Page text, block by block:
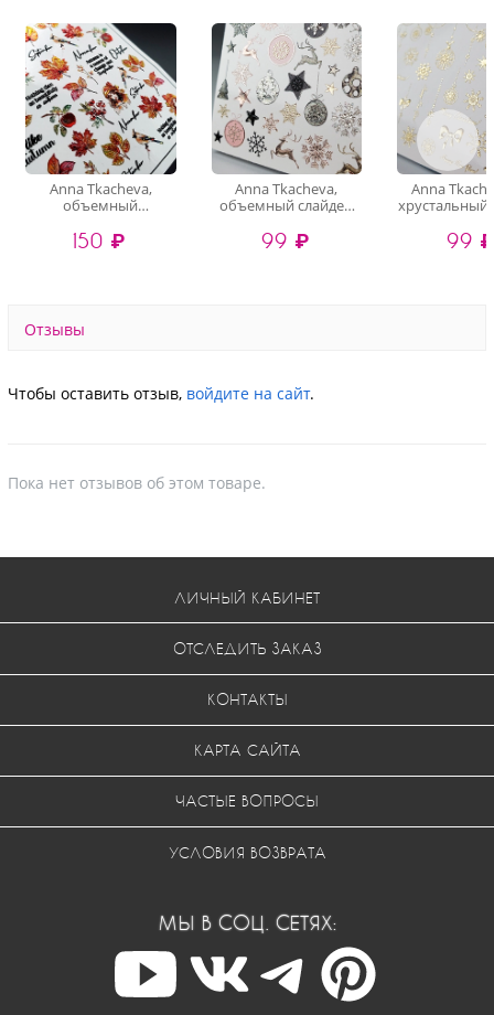
Anna Tkacheva,
объемный
слайдер-дизайн 4D-
016 (crystal)
150 ₽
Anna Tkacheva,
объемный слайдер
99 ₽
Anna
хрустальный
99 ₽
Отзывы
Чтобы оставить отзыв, войдите на сайт.
Пока нет отзывов об этом товаре.
ЛИЧНЫЙ КАБИНЕТ
ОТСЛЕДИТЬ ЗАКАЗ
КОНТАКТЫ
КАРТА САЙТА
ЧАСТЫЕ ВОПРОСЫ
УСЛОВИЯ ВОЗВРАТА
МЫ В СОЦ. СЕТЯХ: